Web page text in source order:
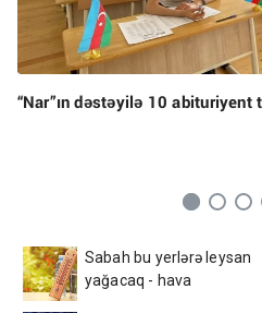
“Nar”ın dəstəyilə 10 abituriyent
Sabah bu yerlərə leysan
yağacaq - hava